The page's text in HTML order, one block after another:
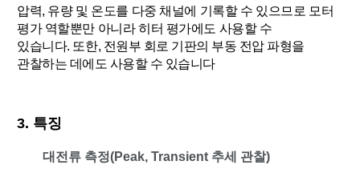
압력, 유량 및 온도를 다중 채널에 기록할 수 있으므로 모터
평가 역할뿐만 아니라 히터 평가에도 사용할 수
있습니다. 또한, 전원부 회로 기판의 부동 전압 파형을
관찰하는 데에도 사용할 수 있습니다
3. 특징
대전류 측정(Peak, Transient 추세 관찰)